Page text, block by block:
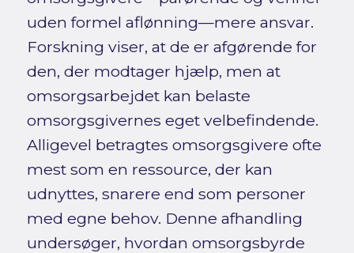
uden formel aflønning—mere ansvar.
Forskning viser, at de er afgørende for
den, der modtager hjælp, men at
omsorgsarbejdet kan belaste
omsorgsgivernes eget velbefindende.
Alligevel betragtes omsorgsgivere ofte
mest som en ressource, der kan
udnyttes, snarere end som personer
med egne behov. Denne afhandling
undersøger, hvordan omsorgsbyrde